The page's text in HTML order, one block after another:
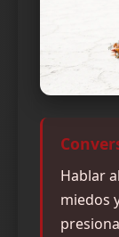
Hablar
miedos